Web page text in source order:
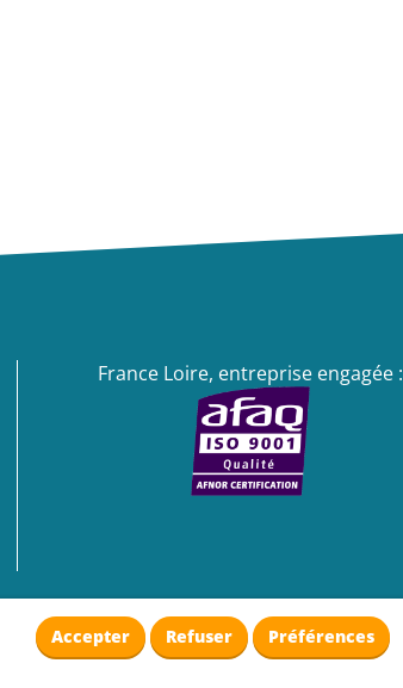
France Loire, entreprise engagée :
Accepter Refuser Préférences